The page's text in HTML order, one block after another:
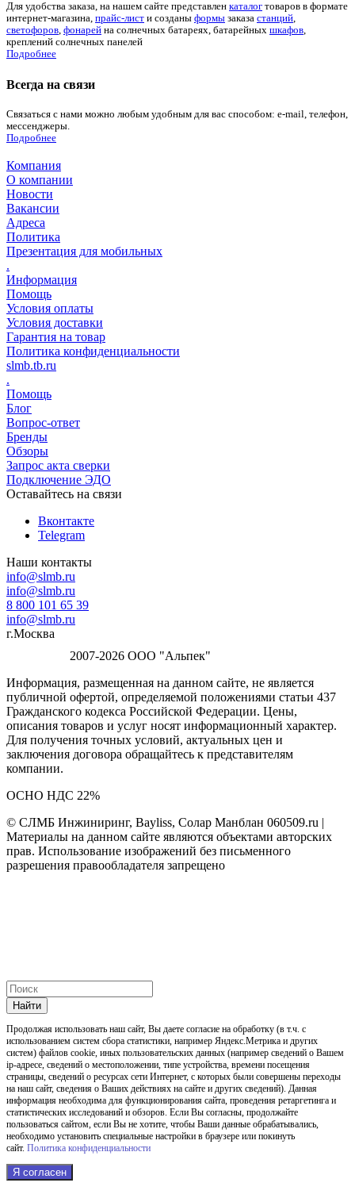
Для удобства заказа, на нашем сайте представлен каталог товаров в формате
интернет-магазина, прайс-лист и созданы формы заказа станций,
светофоров, фонарей на солнечных батареях, батарейных шкафов,
креплений солнечных панелей
Подробнее
Всегда на связи
Связаться с нами можно любым удобным для вас способом: e-mail, телефон,
мессенджеры.
Подробнее
Компания
О компании
Новости
Вакансии
Адреса
Политика
Презентация для мобильных
.
Информация
Помощь
Условия оплаты
Условия доставки
Гарантия на товар
Политика конфиденциальности
slmb.tb.ru
.
Помощь
Блог
Вопрос-ответ
Бренды
Обзоры
Запрос акта сверки
Подключение ЭДО
Оставайтесь на связи
Вконтакте
Telegram
Наши контакты
info@slmb.ru
info@slmb.ru
8 800 101 65 39
info@slmb.ru
г.Москва
2007-2026 ООО "Альпек"
Информация, размещенная на данном сайте, не является
публичной офертой, определяемой положениями статьи 437
Гражданского кодекса Российской Федерации. Цены,
описания товаров и услуг носят информационный характер.
Для получения точных условий, актуальных цен и
заключения договора обращайтесь к представителям
компании.
ОСНО НДС 22%
© СЛМБ Инжиниринг, Bayliss, Солар Манблан 060509.ru |
Материалы на данном сайте являются объектами авторских
прав. Использование изображений без письменного
разрешения правообладателя запрещено
Найти
Продолжая использовать наш cайт, Вы даете согласие на обработку (в т.ч. с
использованием систем сбора статистики, например Яндекс.Метрика и других
систем) файлов cookie, иных пользовательских данных (например сведений о Вашем
ip-адресе, сведений о местоположении, типе устройства, времени посещения
страницы, сведений о ресурсах сети Интернет, с которых были совершены переходы
на наш сайт, сведения о Ваших действиях на сайте и других сведений). Данная
информация необходима для функционирования сайта, проведения ретаргетинга и
статистических исследований и обзоров. Если Вы согласны, продолжайте
пользоваться сайтом, если Вы не хотите, чтобы Ваши данные обрабатывались,
необходимо установить специальные настройки в браузере или покинуть
сайт. Политика конфиденциальности
Я согласен